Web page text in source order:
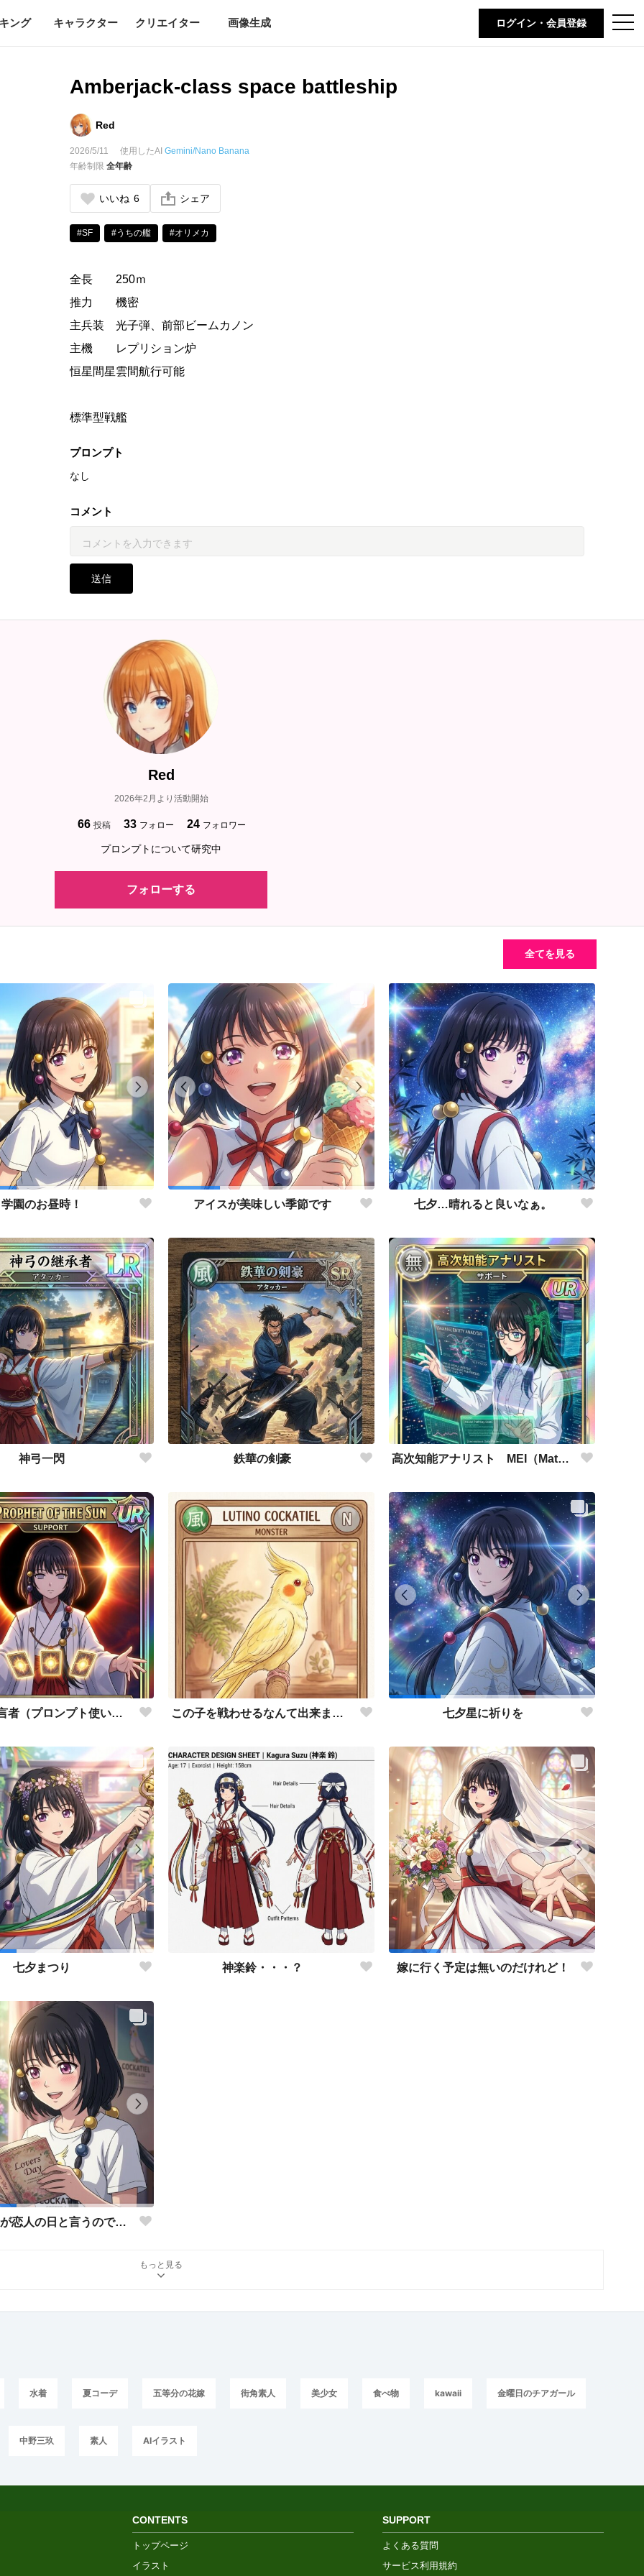
t
o
ング キャラクター クリエイター 画像生成 ログイン・会員登録
Amberjack-class space battleship
Red
2026/5/11 使用したAIGemini/Nano Banana
年齢制限全年齢
いいね 6 シェア
#SF #うちの艦 #オリメカ
全長 250ｍ
推力 機密
主兵装 光子弾、前部ビームカノン
主機 レプリション炉
恒星間星雲間航行可能
標準型戦艦
プロンプト
なし
コメント
送信
Red
2026年2月より活動開始
66 投稿 33 フォロー 24 フォロワー
プロンプトについて研究中
フォローする
全てを見る
学園のお昼時！ アイスが美味しい季節です 七夕…晴れると良いなぁ。
神弓一閃 鉄華の剣豪 高次知能アナリスト MEI（Mathematical Electronic Intelligenc）
太陽の予言者（プロンプト使い方あってるんだろうか？） この子を戦わせるなんて出来ません！！ 七夕星に祈りを
七夕まつり 神楽鈴・・・？ 嫁に行く予定は無いのだけれど！
恋人の日と言うので…
もっと見る
水着 夏コーデ 五等分の花嫁 街角素人 美少女 食べ物 kawaii 金曜日のチアガール
中野三玖 素人 AIイラスト
SUPPORT
よくある質問
サービス利用規約
CONTENTS
トップページ
イラスト